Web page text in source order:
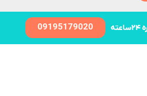
09195179020